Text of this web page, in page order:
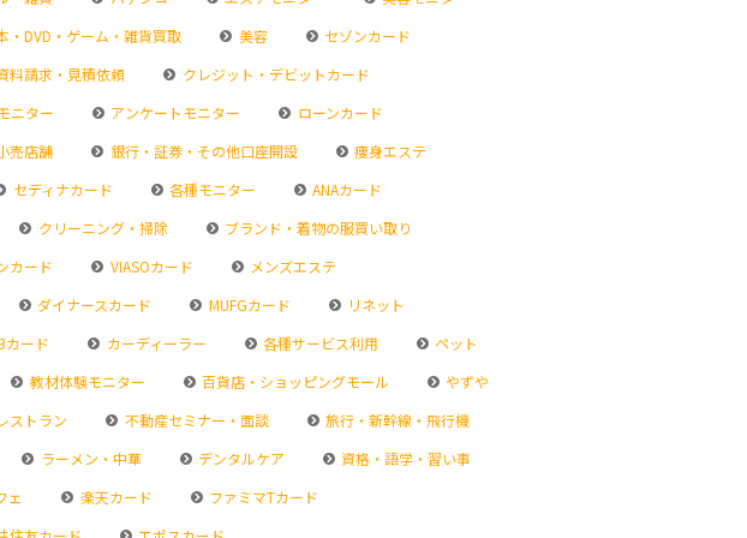
・DVD・ゲーム・雑貨買取 美容
セゾンカード
料請求・見積依頼
クレジット・デビットカード
ニター アンケートモニター
ローンカード
売店舗 銀行・証券・その他口座開設
痩身エステ
セディナカード 各種モニター
ANAカード
クリーニング・掃除
ブランド・着物の服買い取り
カード VIASOカード
メンズエステ
ダイナースカード MUFGカード
リネット
カード カーディーラー 各種サービス利用
ペット
教材体験モニター 百貨店・ショッピングモール
やずや
レストラン 不動産セミナー・面談
旅行・新幹線・飛行機
ラーメン・中華 デンタルケア
資格・語学・習い事
ェ 楽天カード
ファミマTカード